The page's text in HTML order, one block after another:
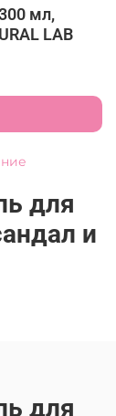
мл,
LAB
для
и
для